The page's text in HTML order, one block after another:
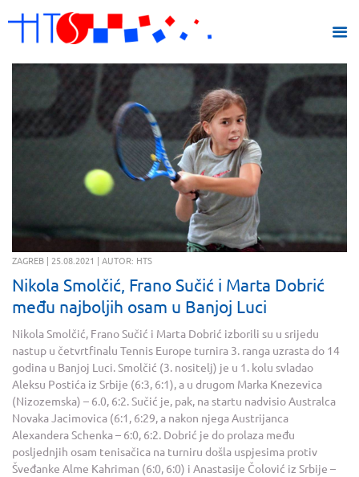
ZAGREB | 25.08.2021 | AUTOR: HTS
Nikola Smolčić, Frano Sučić i Marta Dobrić
među najboljih osam u Banjoj Luci
Nikola Smolčić, Frano Sučić i Marta Dobrić izborili su u srijedu
nastup u četvrtfinalu Tennis Europe turnira 3. ranga uzrasta do 14
godina u Banjoj Luci. Smolčić (3. nositelj) je u 1. kolu svladao
Aleksu Postića iz Srbije (6:3, 6:1), a u drugom Marka Knezevica
(Nizozemska) – 6.0, 6:2. Sučić je, pak, na startu nadvisio Australca
Novaka Jacimovica (6:1, 6:29, a nakon njega Austrijanca
Alexandera Schenka – 6:0, 6:2. Dobrić je do prolaza među
posljednjih osam tenisačica na turniru došla uspjesima protiv
Šveđanke Alme Kahriman (6:0, 6:0) i Anastasije Čolović iz Srbije –